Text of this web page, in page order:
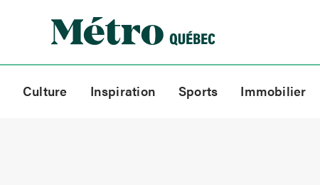
Culture Inspiration Sports Immobilier